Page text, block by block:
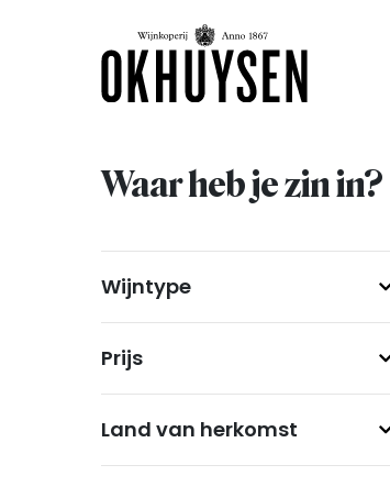
Waar heb je zin in?
Wijntype
Prijs
Land van herkomst